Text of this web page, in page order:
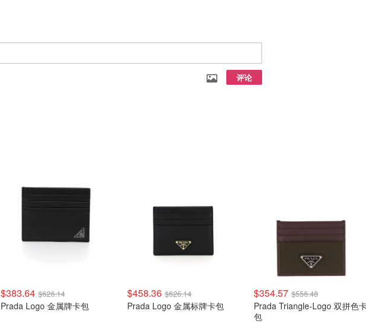
评论
$383.64 $626.14
Prada Logo 金属牌卡包
$458.36 $626.14
Prada Logo 金属标牌卡包
$354.57 $556.48
Prada Triangle-Logo 双拼色
包